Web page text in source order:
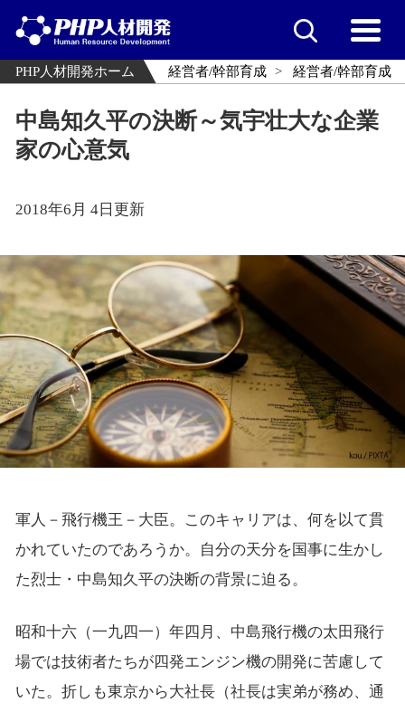
PHP人材開発ホーム 経営者/幹部育成 経営者/幹部育成
中島知久平の決断～気宇壮大な企業
家の心意気
2018年6月 4日更新
軍人－飛行機王－大臣。このキャリアは、何を以て貫
かれていたのであろうか。自分の天分を国事に生かし
た烈士・中島知久平の決断の背景に迫る。
昭和十六（一九四一）年四月、中島飛行機の太田飛行
場では技術者たちが四発エンジン機の開発に苦慮して
いた。折しも東京から大社長（社長は実弟が務め、通